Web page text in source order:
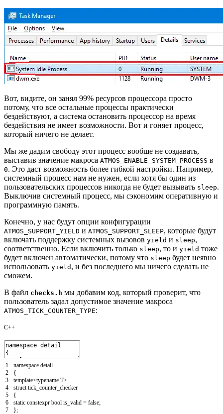
Вот, видите, он занял 99% ресурсов процессора просто
потому, что все остальные процессы практически
бездействуют, а система остановить процессор на время
бездействия не имеет возможности. Вот и гоняет процесс,
который ничего не делает.
Мы же дадим свободу этот процесс вообще не создавать,
выставив значение макроса ATMOS_ENABLE_SYSTEM_PROCESS в
0. Это даст возможность более гибкой настройки. Например,
системный процесс нам не нужен, если хотя бы один из
пользовательских процессов никогда не будет вызывать sleep.
Выключив системный процесс, мы сэкономим оперативную и
программную память.
Конечно, у нас будут опции конфигурации
ATMOS_SUPPORT_YIELD и ATMOS_SUPPORT_SLEEP, которые будут
включать поддержку системных вызовов yield и sleep,
соответственно. Если включить только sleep, то и yield тоже
будет включен автоматически, потому что sleep будет неявно
использовать yield , и без последнего мы ничего сделать не
сможем.
В файл checks.h мы добавим код, который проверит, что
пользователь задал допустимое значение макроса
ATMOS_TICK_COUNTER_TYPE:
C++
1
2
3
4
5
6
7
namespace detail
{
template<typename T>
struct tick_counter_checker
{
static constexpr bool is_valid = false;
};